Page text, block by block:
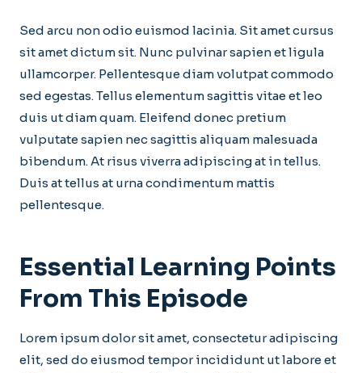
Sed arcu non odio euismod lacinia. Sit amet cursus
sit amet dictum sit. Nunc pulvinar sapien et ligula
ullamcorper. Pellentesque diam volutpat commodo
sed egestas. Tellus elementum sagittis vitae et leo
duis ut diam quam. Eleifend donec pretium
vulputate sapien nec sagittis aliquam malesuada
bibendum. At risus viverra adipiscing at in tellus.
Duis at tellus at urna condimentum mattis
pellentesque.
Essential Learning Points
From This Episode
Lorem ipsum dolor sit amet, consectetur adipiscing
elit, sed do eiusmod tempor incididunt ut labore et